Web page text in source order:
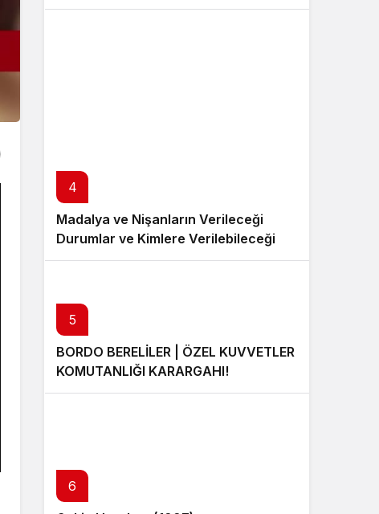
4
Madalya ve Nişanların Verileceği
Durumlar ve Kimlere Verilebileceği
5
BORDO BERELİLER | ÖZEL KUVVETLER
KOMUTANLIĞI KARARGAHI!
6